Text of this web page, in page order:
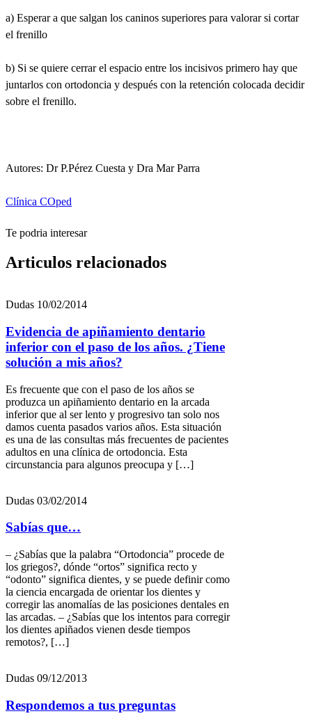
a) Esperar a que salgan los caninos superiores para valorar si cortar
el frenillo
b) Si se quiere cerrar el espacio entre los incisivos primero hay que
juntarlos con ortodoncia y después con la retención colocada decidir
sobre el frenillo.
Autores: Dr P.Pérez Cuesta y Dra Mar Parra
Clínica COped
Te podria interesar
Articulos relacionados
Dudas 10/02/2014
Evidencia de apiñamiento dentario
inferior con el paso de los años. ¿Tiene
solución a mis años?
Es frecuente que con el paso de los años se
produzca un apiñamiento dentario en la arcada
inferior que al ser lento y progresivo tan solo nos
damos cuenta pasados varios años. Esta situación
es una de las consultas más frecuentes de pacientes
adultos en una clínica de ortodoncia. Esta
circunstancia para algunos preocupa y […]
Dudas 03/02/2014
Sabías que…
– ¿Sabías que la palabra “Ortodoncia” procede de
los griegos?, dónde “ortos” significa recto y
“odonto” significa dientes, y se puede definir como
la ciencia encargada de orientar los dientes y
corregir las anomalías de las posiciones dentales en
las arcadas. – ¿Sabías que los intentos para corregir
los dientes apiñados vienen desde tiempos
remotos?, […]
Dudas 09/12/2013
Respondemos a tus preguntas